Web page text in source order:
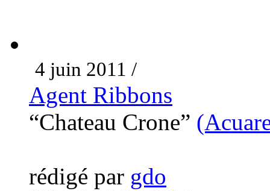
4 juin 2011 /
Agent Ribbons
“Chateau Crone”
rédigé par gdo